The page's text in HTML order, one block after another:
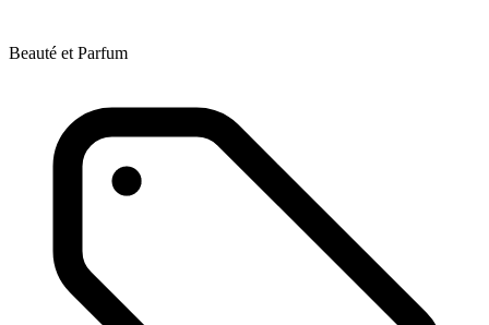
Beauté et Parfum